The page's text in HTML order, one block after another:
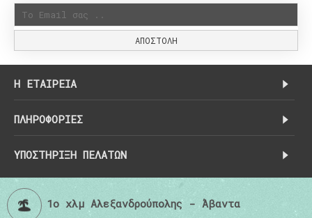
ΑΠΟΣΤΟΛΉ
H ΕΤΑΙΡΕΊΑ
ΠΛΗΡΟΦΟΡΊΕΣ
ΥΠΟΣΤΗΡΙΞΗ ΠΕΛΑΤΏΝ
1ο χλμ Αλεξανδρούπολης - Άβαντα